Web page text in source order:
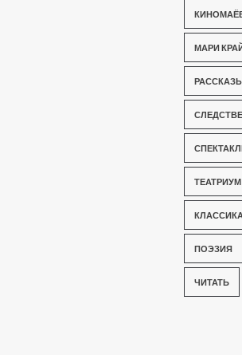
МАРИ
ТЕАТРИУМ
ПОЭЗИЯ
ЧИТАТЬ